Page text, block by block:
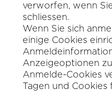
verworfen, wenn
schliessen.
Wenn Sie sich
einige Cookies
Anzeigeoptionen
Anmelde-Cookies
Tagen und Cookies